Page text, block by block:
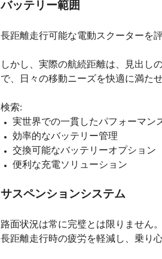
バッテリー範囲
長距離走行可能な電動スクーターを
しかし、実際の航続距離は、見出し
で、日々の移動ニーズを快適に満た
検索:
実世界での一貫したパフォーマン
効率的なバッテリー管理
交換可能なバッテリーオプション
便利な充電ソリューション
サスペンションシステム
路面状況は常に完璧とは限りません
長距離走行時の疲労を軽減し、乗り